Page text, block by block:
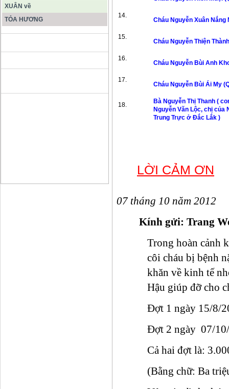
XUÂN về
TỎA HƯƠNG
Cháu Nguyễn Xuân
Cháu Nguyễn Thiện
Cháu Nguyễn Bùi Anh
Cháu Nguyễn Bùi Ái
Bà Nguyễn Thị Thanh (
Nguyễn Văn Lộc, chị của
Trung Trực ở Đắc
LỜI CẢM ƠN
07 tháng 10 năm 2012
Kính gửi: Trang
Trong hoàn cảnh
côi cháu bị bệnh
khăn về kinh tế
Hậu giúp đỡ cho
Đợt 1 ngày 15/8/
Đợt 2 ngày 07/
Cả hai đợt là:
(Bằng chữ: Ba